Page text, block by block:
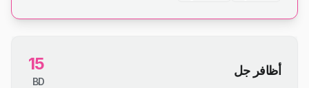
أظافر جل 15
BD